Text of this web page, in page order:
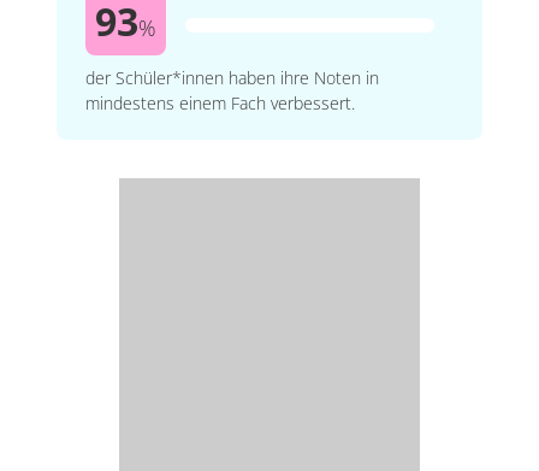
93%
der Schüler*innen haben ihre Noten in
mindestens einem Fach verbessert.